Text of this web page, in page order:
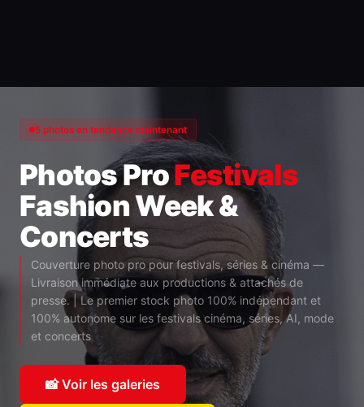
5 photos en tendance maintenant
Photos ProFestivals
Fashion Week &
Concerts
Couverture photo pro pour festivals, séries & cinéma —
Livraison immédiate aux productions & attachés de
presse. | Le premier stock photo 100% indépendant et
100% autonome sur les festivals cinéma, séries, AI, mode
et concerts
📸 Voir les galeries